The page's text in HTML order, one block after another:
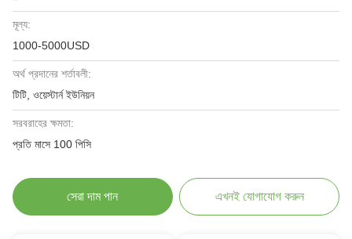
মূল্য:
1000-5000USD
অর্থ প্রদানের শর্তাবলী:
টিটি, ওয়েস্টার্ন ইউনিয়ন
সরবরাহের ক্ষমতা:
প্রতি মাসে 100 পিসি
সেরা দাম পান এখনই যোগাযোগ করুন